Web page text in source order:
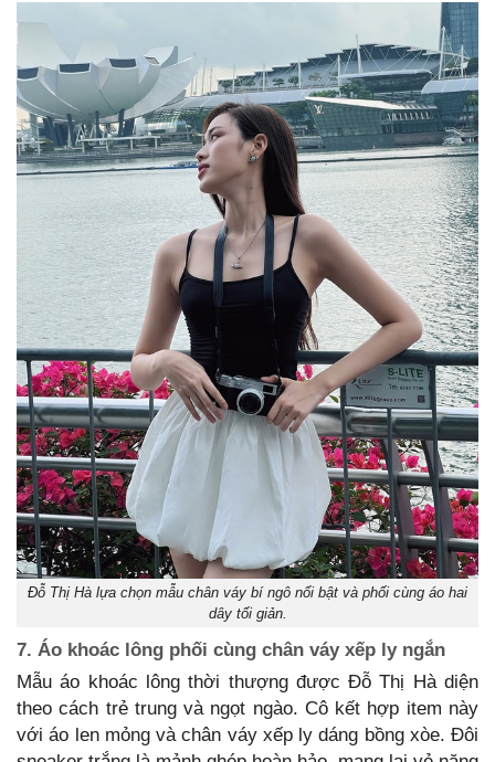
Đỗ Thị Hà lựa chọn mẫu chân váy bí ngô nổi bật và phối cùng áo hai
dây tối giản.
7. Áo khoác lông phối cùng chân váy xếp ly ngắn
Mẫu áo khoác lông thời thượng được Đỗ Thị Hà diện
theo cách trẻ trung và ngọt ngào. Cô kết hợp item này
với áo len mỏng và chân váy xếp ly dáng bồng xòe. Đôi